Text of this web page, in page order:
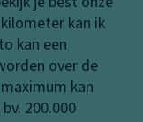
kan ik
kan een
over de
kan
200.000